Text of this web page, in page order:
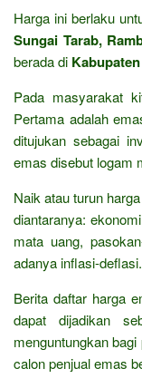
Harga ini berlaku
Sungai Tarab,
berada di
Pada masyarakat
Pertama adalah
ditujukan sebagai
emas disebut logam
Naik atau turun
diantaranya:
mata uang,
adanya inflasi-deflasi.
Berita daftar harga
dapat dijadikan
menguntungkan
calon penjual emas